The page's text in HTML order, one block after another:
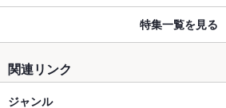
特集一覧を見る
関連リンク
ジャンル